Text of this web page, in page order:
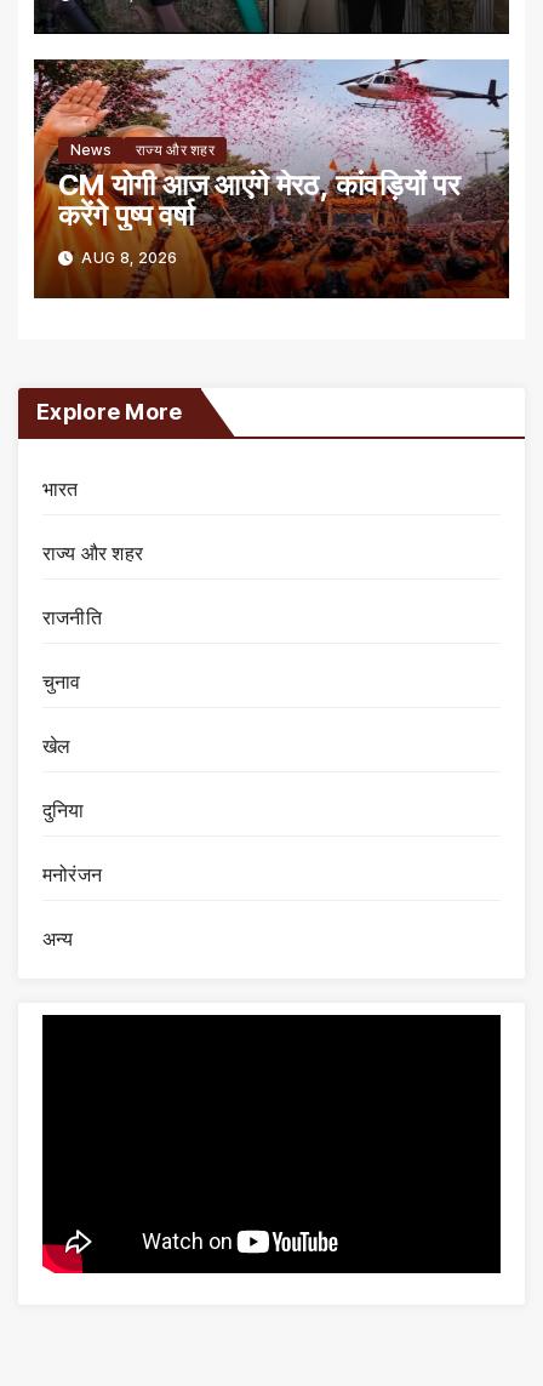
News राज्य और शहर
CM योगी आज आएंगे मेरठ, कांवड़ियों पर
करेंगे पुष्प वर्षा
AUG 8, 2026
Explore More
भारत
राज्य और शहर
राजनीति
चुनाव
खेल
दुनिया
मनोरंजन
अन्य